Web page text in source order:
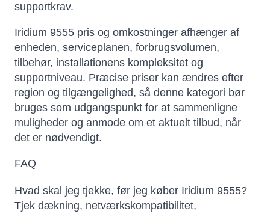
supportkrav.
Iridium 9555 pris og omkostninger afhænger af
enheden, serviceplanen, forbrugsvolumen,
tilbehør, installationens kompleksitet og
supportniveau. Præcise priser kan ændres efter
region og tilgængelighed, så denne kategori bør
bruges som udgangspunkt for at sammenligne
muligheder og anmode om et aktuelt tilbud, når
det er nødvendigt.
FAQ
Hvad skal jeg tjekke, før jeg køber Iridium 9555?
Tjek dækning, netværkskompatibilitet,